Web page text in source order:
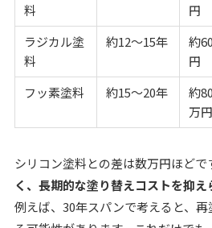
料
円
ラジカル塗
料
約12〜15年
約
円
フッ素塗料
約15〜20年
約
万円
シリコン塗料との差は数万円ほどで
く、長期的な塗り替えコストを抑え
例えば、30年スパンで考えると、